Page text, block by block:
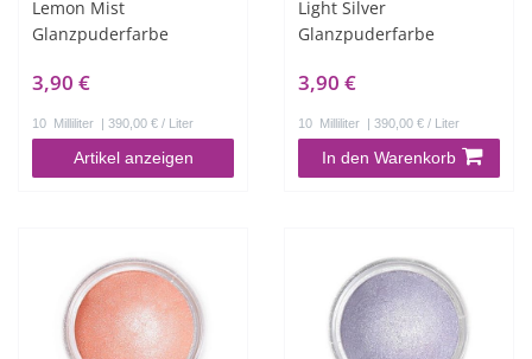
Lemon Mist
Glanzpuderfarbe
3,90 €
10 Milliliter | 390,00 € / Liter
Artikel anzeigen
Light Silver
Glanzpuderfarbe
3,90 €
10 Milliliter | 390,00 € / Liter
In den Warenkorb